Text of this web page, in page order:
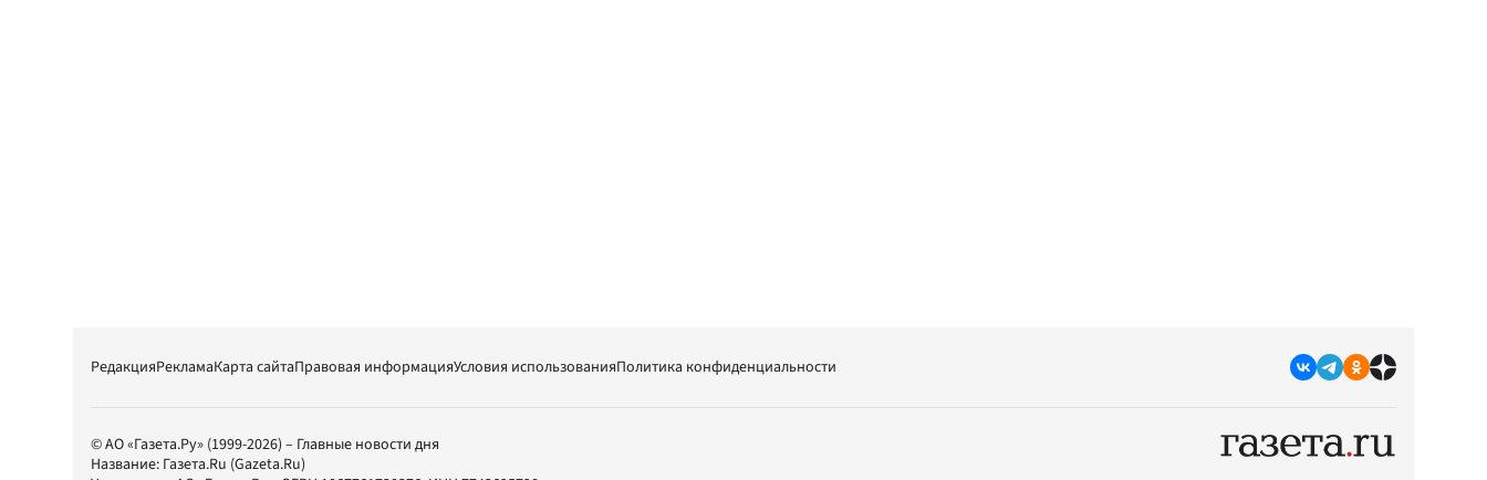
РедакцияРекламаКарта сайтаПравовая информацияУсловия использованияПолитика конфиденциальности
© АО «Газета.Ру» (1999-2026) – Главные новости дня
Название: Газета.Ru (Gazeta.Ru)